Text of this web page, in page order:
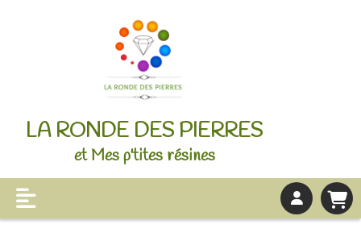
LA RONDE DES PIERRES
et Mes p'tites résines